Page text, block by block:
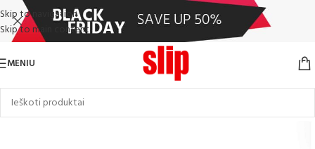
Skip to navigation
Skip to main content
MENIU